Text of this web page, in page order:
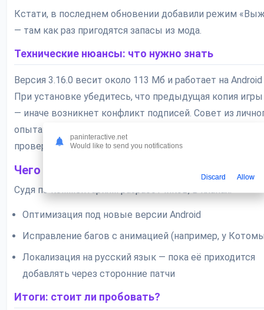
Кстати, в последнем обновении добавили режим
— там как раз пригодятся запасы из мода.
Технические нюансы: что нужно знать
Версия 3.16.0 весит около 113 Мб и работает на Android
При установке убедитесь, что предыдущая копия игры
— иначе возникнет конфликт подписей. Совет из
опыта: если видите ошибку «Приложение не
проверьте настройки разрешений для apk-файлов.
Чего ждать от будущих обновлений?
Судя по комментариям разработчиков, в планах:
Оптимизация под новые версии Android
Исправление багов с анимацией (например, у
Локализация на русский язык — пока её приходится
добавлять через сторонние патчи
Итоги: стоит ли пробовать?
paninteractive.net
Would like to send you notifications
Discard Allow